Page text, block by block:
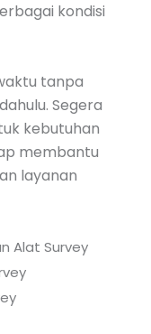
kondisi
tanpa
Segera
kebutuhan
membantu
layanan
Alat Survey